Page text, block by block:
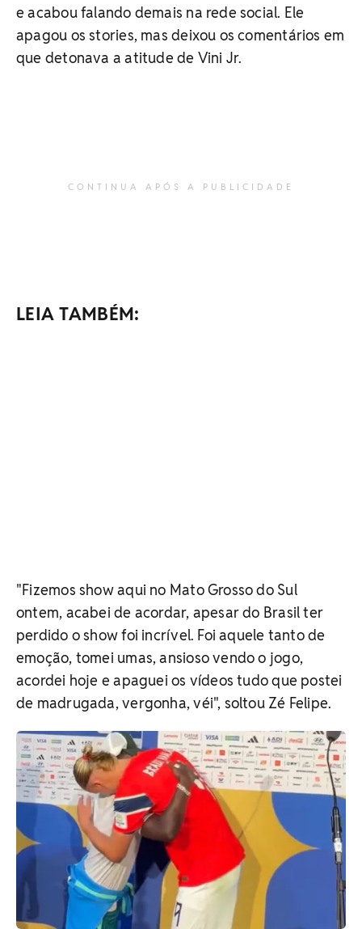
e acabou falando demais na rede social. Ele
apagou os stories, mas deixou os comentários em
que detonava a atitude de Vini Jr.
CONTINUA APÓS A PUBLICIDADE
LEIA TAMBÉM:
"Fizemos show aqui no Mato Grosso do Sul
ontem, acabei de acordar, apesar do Brasil ter
perdido o show foi incrível. Foi aquele tanto de
emoção, tomei umas, ansioso vendo o jogo,
acordei hoje e apaguei os vídeos tudo que postei
de madrugada, vergonha, véi", soltou Zé Felipe.